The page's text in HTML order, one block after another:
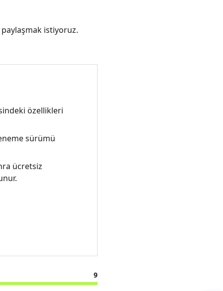
paylaşmak istiyoruz.
özellikleri
sürümü
ücretsiz
9